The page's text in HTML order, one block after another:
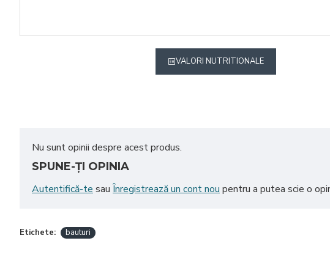
VALORI NUTRITIONALE
Nu sunt opinii despre acest produs.
SPUNE-ŢI OPINIA
Autentifică-te sau Înregistrează un cont nou pentru a putea scie o
Etichete: bauturi